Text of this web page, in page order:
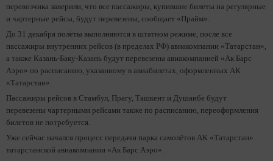
перевозчика заверили, что все пассажиры, купившие билеты на регулярные
и чартерные рейсы, будут перевезены, сообщает «Прайм».
До 31 декабря полёты выполняются в штатном режиме, после все
пассажиры внутренних рейсов (в пределах РФ) авиакомпании «Татарстан»,
а также Казань-Баку-Казань будут перевезены авиакомпанией «Ак Барс
Аэро» по расписанию, указанному в авиабилетах, оформленных АК
«Татарстан».
Пассажиры рейсов в Стамбул, Прагу, Ташкент и Душанбе будут
перевезены чартерными рейсами также по расписанию, переоформления
билетов не потребуется.
Уже сейчас начался процесс передачи парка самолётов АК «Татарстан»
татарстанской авиакомпании «Ак Барс Аэро».